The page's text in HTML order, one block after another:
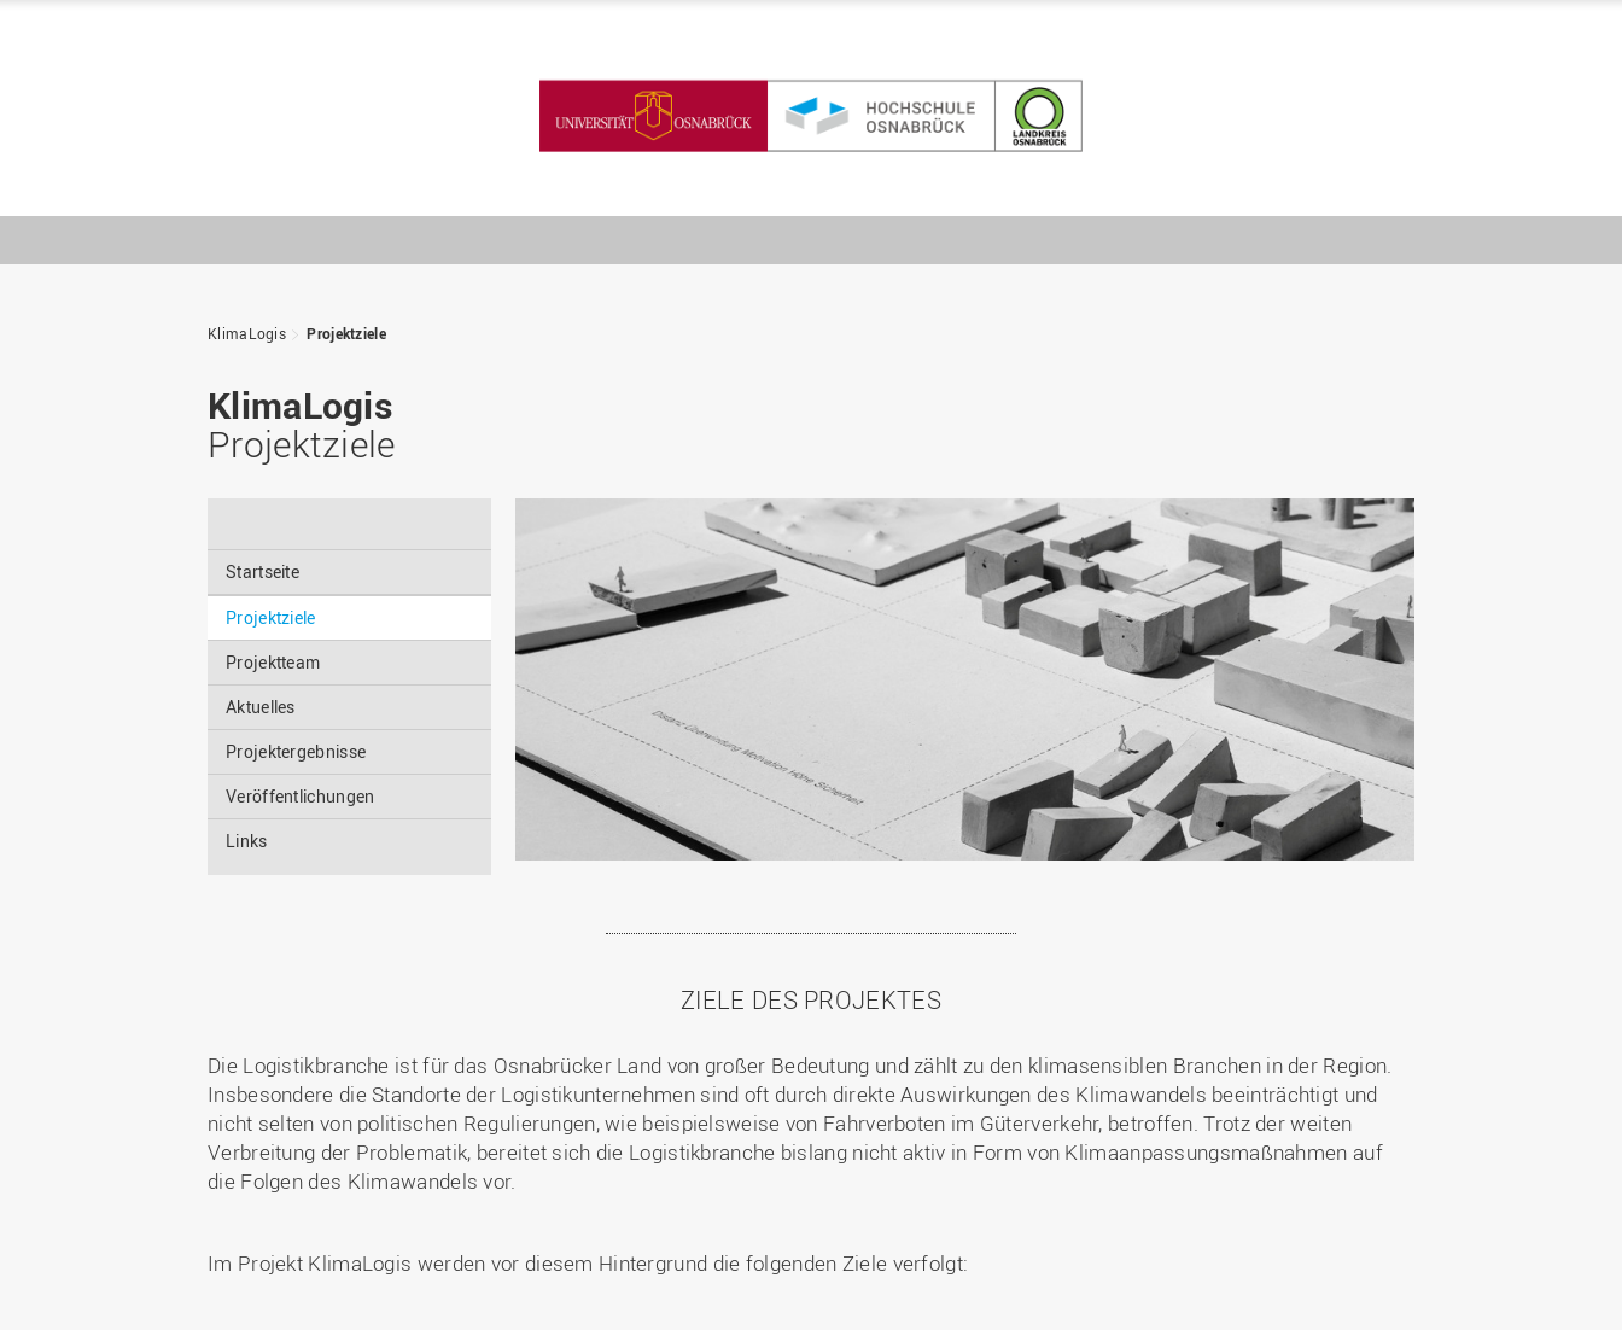
KlimaLogis Projektziele
KlimaLogis
Projektziele
Startseite
Projektziele
Projektteam
Aktuelles
Projektergebnisse
Veröffentlichungen
Links
ZIELE DES PROJEKTES
Die Logistikbranche ist für das Osnabrücker Land von großer Bedeutung und zählt zu den klimasensiblen Branchen in der Region.
Insbesondere die Standorte der Logistikunternehmen sind oft durch direkte Auswirkungen des Klimawandels beeinträchtigt und
nicht selten von politischen Regulierungen, wie beispielsweise von Fahrverboten im Güterverkehr, betroffen. Trotz der weiten
Verbreitung der Problematik, bereitet sich die Logistikbranche bislang nicht aktiv in Form von Klimaanpassungsmaßnahmen auf
die Folgen des Klimawandels vor.
Im Projekt KlimaLogis werden vor diesem Hintergrund die folgenden Ziele verfolgt: